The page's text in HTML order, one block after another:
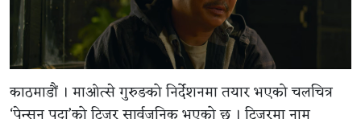
काठमाडौं । माओत्से गुरुङको निर्देशनमा तयार भएको चलचित्र